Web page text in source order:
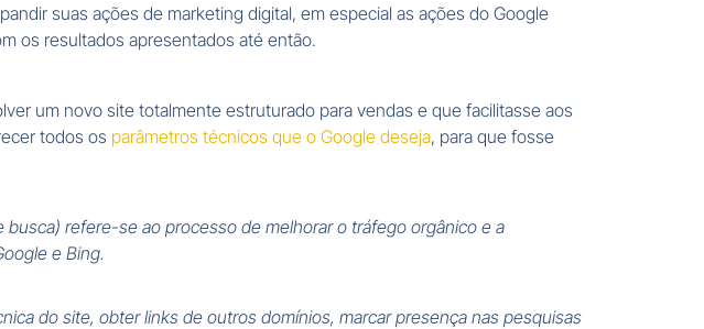
suas ações de marketing digital, em especial as ações do Google
os resultados apresentados até então.
um novo site totalmente estruturado para vendas e que facilitasse aos
todos os parâmetros técnicos que o Google deseja, para que fosse
refere-se ao processo de melhorar o tráfego orgânico e a
e Bing.
do site, obter links de outros domínios, marcar presença nas pesquisas